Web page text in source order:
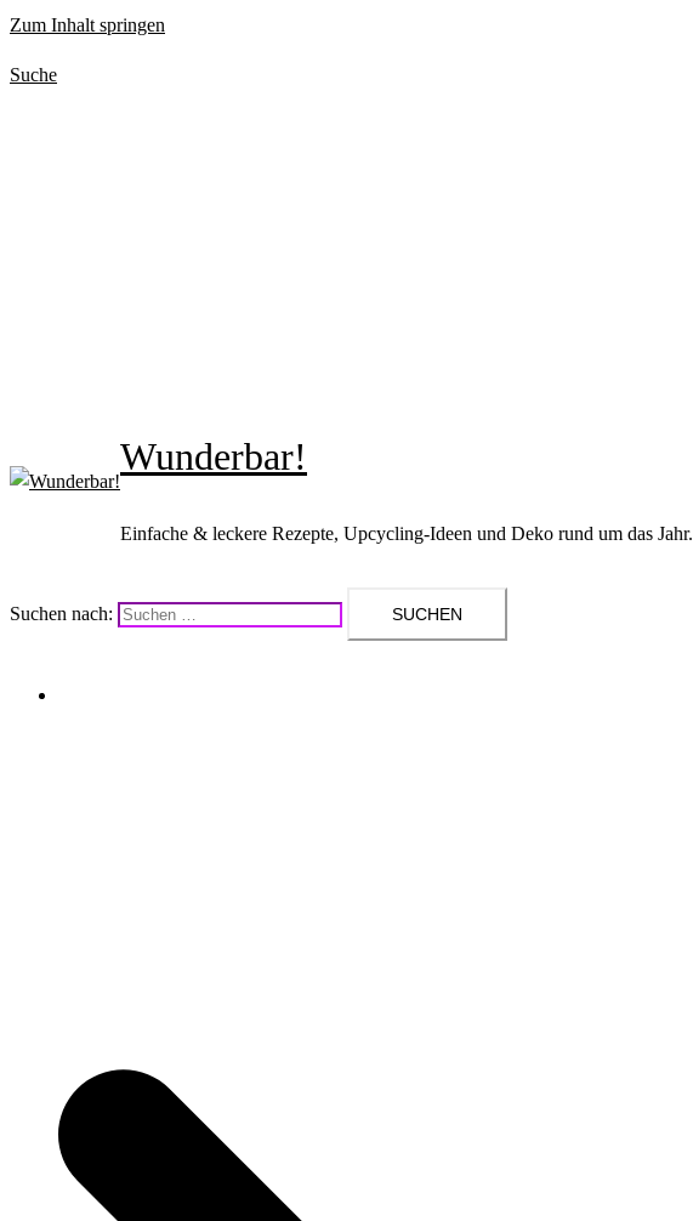
Zum Inhalt springen
Suche
Wunderbar!
Einfache & leckere Rezepte, Upcycling-Ideen und Deko rund um das Jahr.
Suchen nach: